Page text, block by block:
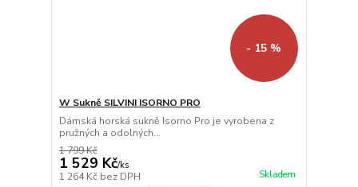
- 15 %
W Sukně SILVINI ISORNO PRO
Dámská horská sukně Isorno Pro je vyrobena z
pružných a odolných...
1 799 Kč
1 529 Kč/ks
1 264 Kč bez DPH Skladem